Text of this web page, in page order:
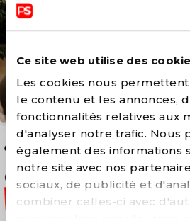
Ce site web utilise des
Les cookies nous
le contenu et les annonces,
fonctionnalités relatives aux
d'analyser notre trafic. Nous
également des informations
notre site avec nos
sociaux, de publicité et
combiner celles-ci avec